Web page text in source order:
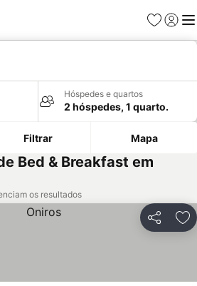
Favoritos
Iniciar
Hóspedes e quartos
2 hóspedes, 1 quarto.
Filtrar Mapa
Bed & Breakfast em
os resultados
Partilhar